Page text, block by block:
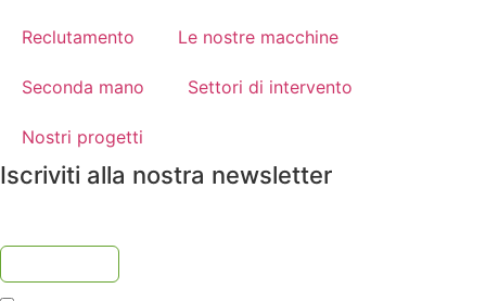
Reclutamento Le nostre macchine
Seconda mano Settori di intervento
Nostri progetti
Iscriviti alla nostra newsletter